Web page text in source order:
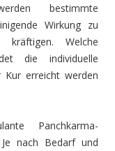
bestimmte
Wirkung zu
Welche
die individuelle
erreicht werden
Panchkarma-
nach Bedarf und